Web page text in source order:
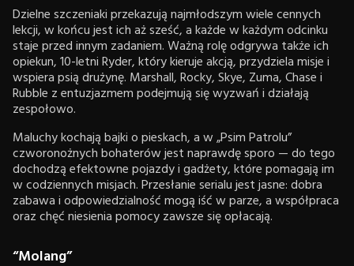
Dzielne szczeniaki przekazują najmłodszym wiele cennych
lekcji, w końcu jest ich aż sześć, a każde w każdym odcinku
staje przed innym zadaniem. Ważną rolę odgrywa także ich
opiekun, 10-letni Ryder, który kieruje akcją, przydziela misje i
wspiera psią drużynę. Marshall, Rocky, Skye, Zuma, Chase i
Rubble z entuzjazmem podejmują się wyzwań i działają
zespołowo.
Maluchy kochają bajki o pieskach, a w „Psim Patrolu”
czworonożnych bohaterów jest naprawdę sporo — do tego
dochodzą efektowne pojazdy i gadżety, które pomagają im
w codziennych misjach. Przesłanie serialu jest jasne: dobra
zabawa i odpowiedzialność mogą iść w parze, a współpraca
oraz chęć niesienia pomocy zawsze się opłacają.
“Molang”